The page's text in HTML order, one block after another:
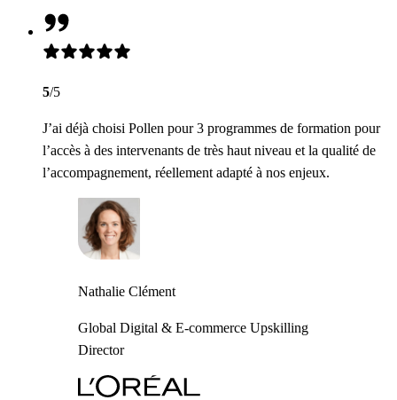
5/5
J’ai déjà choisi Pollen pour 3 programmes de formation pour
l’accès à des intervenants de très haut niveau et la qualité de
l’accompagnement, réellement adapté à nos enjeux.
Nathalie Clément
Global Digital & E-commerce Upskilling
Director